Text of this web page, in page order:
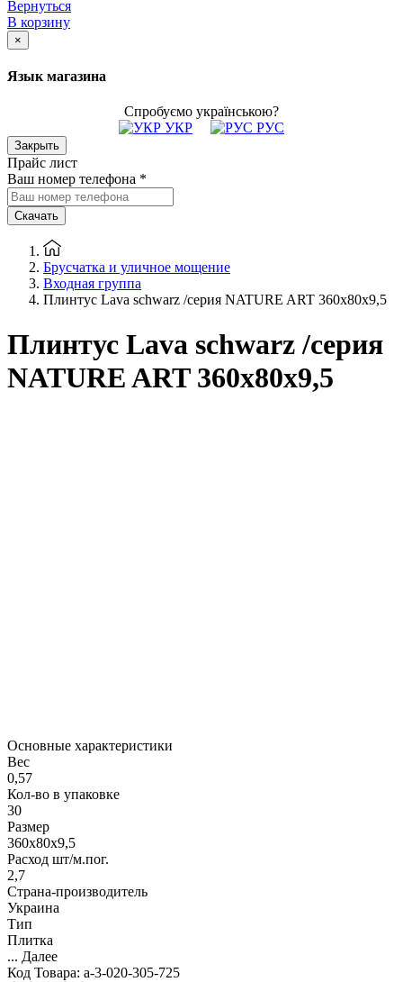
Вернуться
В корзину
×
Язык магазина
Спробуємо українською?
УКР
РУС
Закрыть
Прайс лист
Ваш номер телефона *
Скачать
Брусчатка и уличное мощение
Входная группа
Плинтус Lava schwarz /серия NATURE ART 360х80х9,5
Плинтус Lava schwarz /серия
NATURE ART 360х80х9,5
Основные характеристики
Вес
0,57
Кол-во в упаковке
30
Размер
360х80х9,5
Расход шт/м.пог.
2,7
Страна-производитель
Украина
Тип
Плитка
... Далее
Код Товара: a-3-020-305-725